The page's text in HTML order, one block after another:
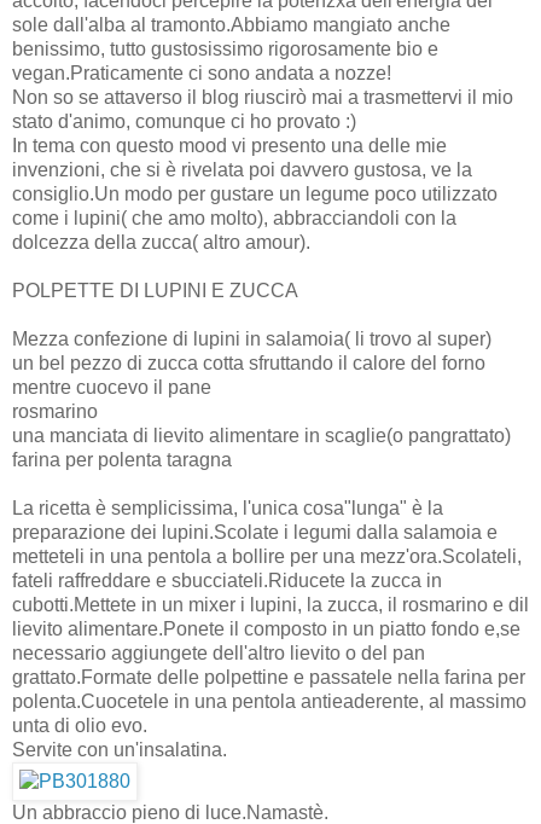
sole dall'alba al tramonto.Abbiamo mangiato anche
benissimo, tutto gustosissimo rigorosamente bio e
vegan.Praticamente ci sono andata a nozze!
Non so se attaverso il blog riuscirò mai a trasmettervi il mio
stato d'animo, comunque ci ho provato :)
In tema con questo mood vi presento una delle mie
invenzioni, che si è rivelata poi davvero gustosa, ve la
consiglio.Un modo per gustare un legume poco utilizzato
come i lupini( che amo molto), abbracciandoli con la
dolcezza della zucca( altro amour).
POLPETTE DI LUPINI E ZUCCA
Mezza confezione di lupini in salamoia( li trovo al super)
un bel pezzo di zucca cotta sfruttando il calore del forno
mentre cuocevo il pane
rosmarino
una manciata di lievito alimentare in scaglie(o pangrattato)
farina per polenta taragna
La ricetta è semplicissima, l'unica cosa"lunga" è la
preparazione dei lupini.Scolate i legumi dalla salamoia e
metteteli in una pentola a bollire per una mezz'ora.Scolateli,
fateli raffreddare e sbucciateli.Riducete la zucca in
cubotti.Mettete in un mixer i lupini, la zucca, il rosmarino e dil
lievito alimentare.Ponete il composto in un piatto fondo e,se
necessario aggiungete dell'altro lievito o del pan
grattato.Formate delle polpettine e passatele nella farina per
polenta.Cuocetele in una pentola antieaderente, al massimo
unta di olio evo.
Servite con un'insalatina.
Un abbraccio pieno di luce.Namastè.